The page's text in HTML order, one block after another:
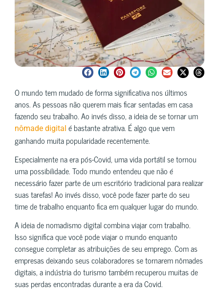
O mundo tem mudado de forma significativa nos últimos
anos. As pessoas não querem mais ficar sentadas em casa
fazendo seu trabalho. Ao invés disso, a ideia de se tornar um
nômade digital é bastante atrativa. É algo que vem
ganhando muita popularidade recentemente.
Especialmente na era pós-Covid, uma vida portátil se tornou
uma possibilidade. Todo mundo entendeu que não é
necessário fazer parte de um escritório tradicional para realizar
suas tarefas! Ao invés disso, você pode fazer parte do seu
time de trabalho enquanto fica em qualquer lugar do mundo.
A ideia de nomadismo digital combina viajar com trabalho.
Isso significa que você pode viajar o mundo enquanto
consegue completar as atribuições de seu emprego. Com as
empresas deixando seus colaboradores se tornarem nômades
digitais, a indústria do turismo também recuperou muitas de
suas perdas encontradas durante a era da Covid.